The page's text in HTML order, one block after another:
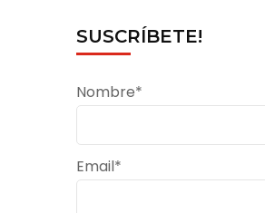
SUSCRÍBETE!
Nombre*
Email*